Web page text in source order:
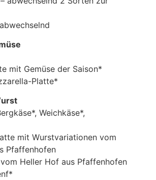
mit Gemüse der Saison*
Platte*
Weichkäse*,
mit Wurstvariationen vom
Pfaffenhofen
Heller Hof aus Pfaffenhofen